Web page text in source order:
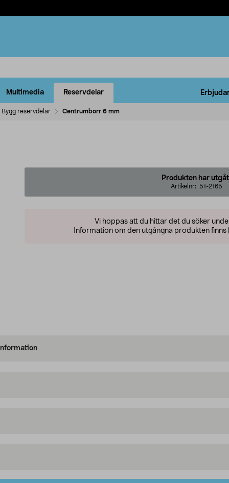
Multimedia Reservdelar
Bygg reservdelar Centrumborr 6 mm
Produkten har
Artikelnr: 51-2165
Vi hoppas att du hittar det du söker
Information om den utgångna produkten finns